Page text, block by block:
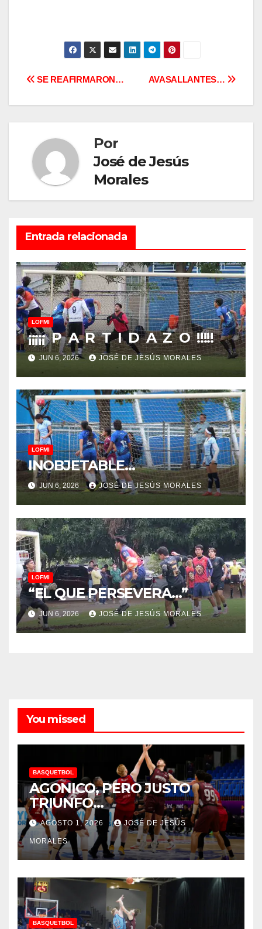
Navegación
de
AVASALLANTES…
SE REAFIRMARON…
Por
José de Jesús
Morales
Entrada relacionada
LOFMI
¡¡¡¡¡ P A R T I D A Z O !!!!!
JUN 6, 2026 JOSÉ DE JESÚS MORALES
LOFMI
INOBJETABLE…
JUN 6, 2026 JOSÉ DE JESÚS MORALES
LOFMI
“EL QUE PERSEVERA…”
JUN 6, 2026 JOSÉ DE JESÚS MORALES
You missed
BASQUETBOL
AGONICO, PERO JUSTO
TRIUNFO…
AGOSTO 1, 2026 JOSÉ DE JESÚS
MORALES
BASQUETBOL